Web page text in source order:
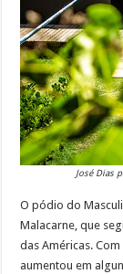
José Dias
O pódio do
Malacarne, que
das Américas.
aumentou em